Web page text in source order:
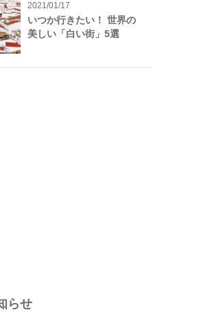
2021/01/17
いつか行きたい！ 世界の
美しい「白い街」5選
らせ